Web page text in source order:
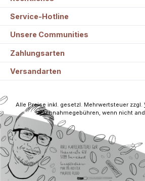
Service-Hotline
Unsere Communities
Zahlungsarten
Versandarten
Alle Preise inkl. gesetzl. Mehrwertsteuer zzgl.
Nachnahmegebühren, wenn nicht